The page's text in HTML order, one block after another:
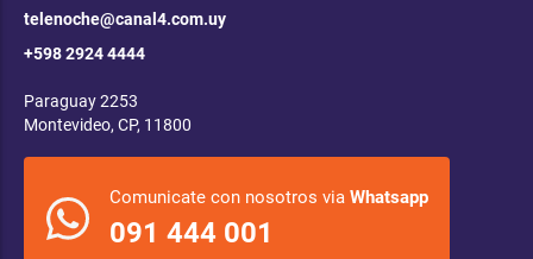
telenoche@canal4.com.uy
+598 2924 4444
Paraguay 2253
Montevideo, CP, 11800
Comunicate con nosotros via Whatsapp
091 444 001